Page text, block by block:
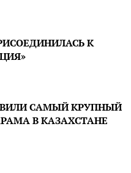
К
САМЫЙ КРУПНЫЙ
В КАЗАХСТАНЕ